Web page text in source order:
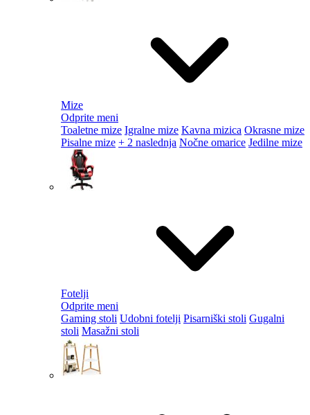
Mize
Odprite meni
Toaletne mize Igralne mize Kavna mizica Okrasne mize
Pisalne mize + 2 naslednja Nočne omarice Jedilne mize
Fotelji
Odprite meni
Gaming stoli Udobni fotelji Pisarniški stoli Gugalni
stoli Masažni stoli